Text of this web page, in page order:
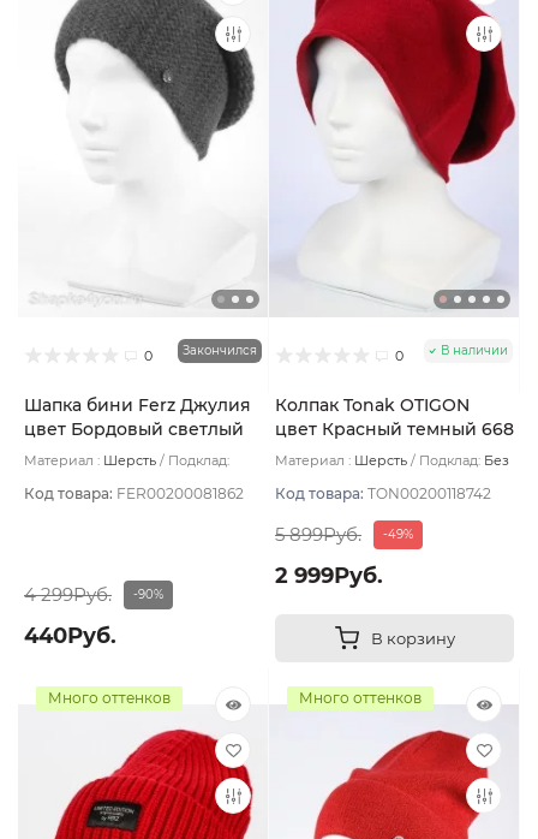
0 Закончился
Шапка бини Ferz Джулия
цвет Бордовый светлый
Материал : Шерсть
Подклад:
Код товара: FER00200081862
4 299Руб. -90%
440Руб.
0 В наличии
Колпак Tonak OTIGON
цвет Красный темный 668
Материал : Шерсть Подклад: Без
Код товара: TON00200118742
5 899Руб. -49%
2 999Руб.
В корзину
Много оттенков Много оттенков